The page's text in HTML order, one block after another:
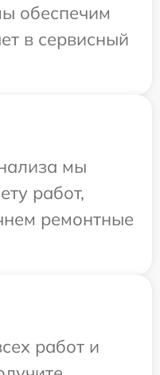
обеспечим
в сервисный
мы
работ,
ремонтные
работ и